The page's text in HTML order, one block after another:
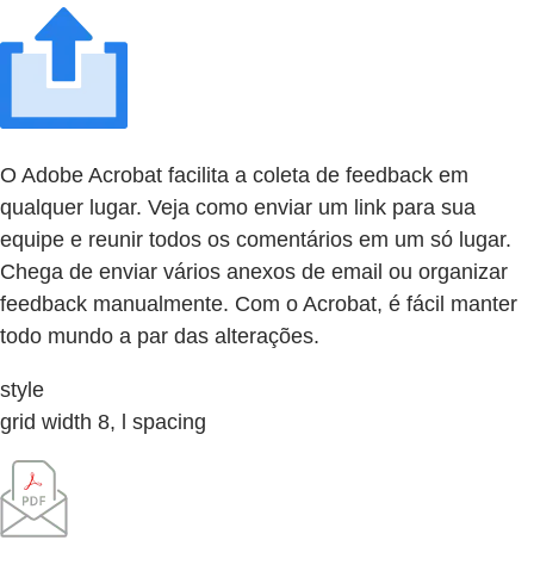
O Adobe Acrobat facilita a coleta de feedback em
qualquer lugar. Veja como enviar um link para sua
equipe e reunir todos os comentários em um só lugar.
Chega de enviar vários anexos de email ou organizar
feedback manualmente. Com o Acrobat, é fácil manter
todo mundo a par das alterações.
style
grid width 8, l spacing